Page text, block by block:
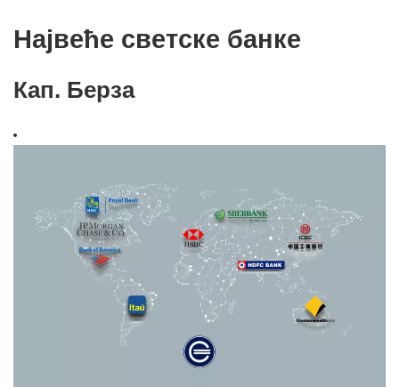
Највеће светске банке
Кап. Берза